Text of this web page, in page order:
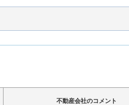
不動産会社のコメント